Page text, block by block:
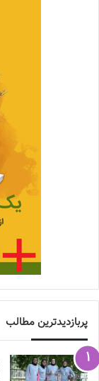
پربازدیدترین مطالب